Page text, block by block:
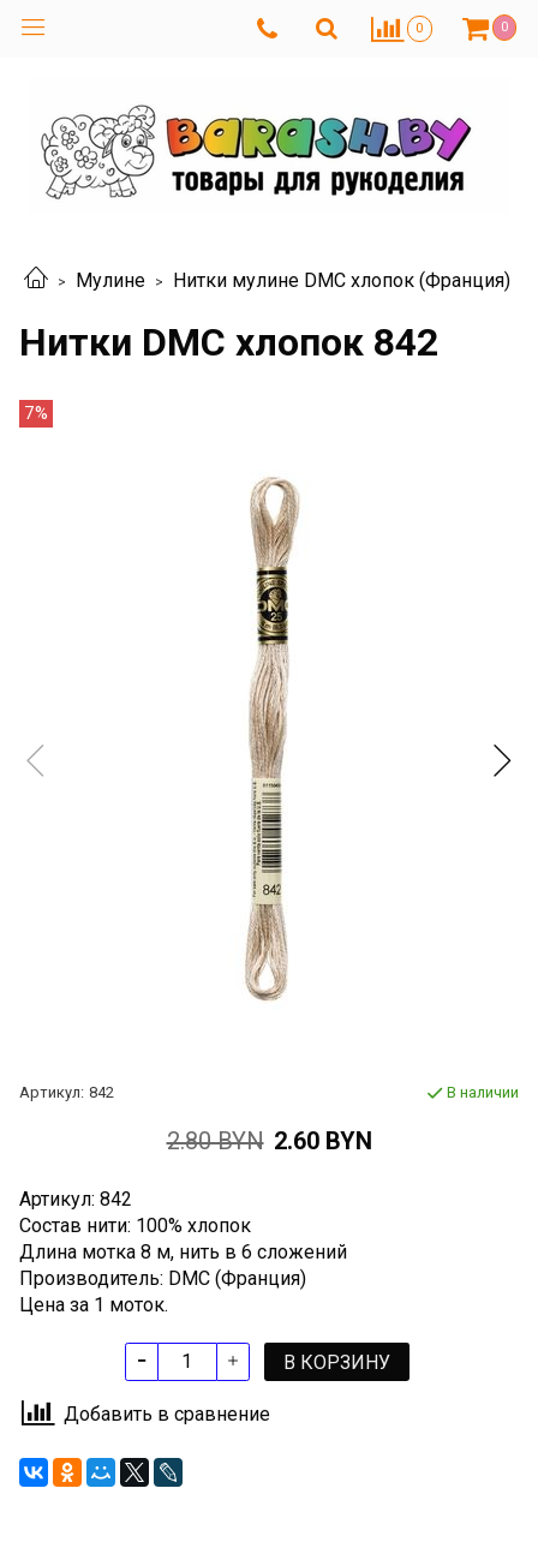
0 0
Мулине Нитки мулине DMC хлопок (Франция)
Нитки DMC хлопок 842
7%
Артикул: 842 В наличии
2.80 BYN 2.60 BYN
Артикул: 842
Состав нити: 100% хлопок
Длина мотка 8 м, нить в 6 сложений
Производитель: DMC (Франция)
Цена за 1 моток.
В КОРЗИНУ
Добавить в сравнение